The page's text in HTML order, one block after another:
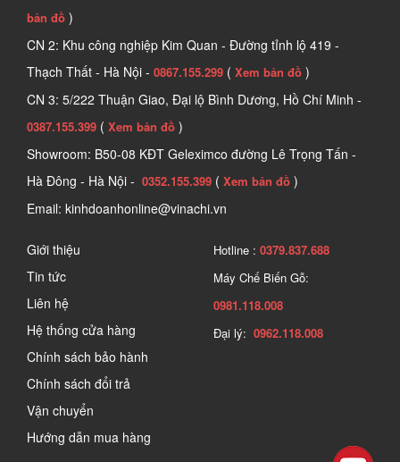
bản đồ )
CN 2: Khu công nghiệp Kim Quan - Đường tỉnh lộ 419 -
Thạch Thất - Hà Nội - 0867.155.299 ( Xem bản đồ )
CN 3: 5/222 Thuận Giao, Đại lộ Bình Dương, Hồ Chí Minh -
0387.155.399 ( Xem bản đồ )
Showroom: B50-08 KĐT Geleximco đường Lê Trọng Tấn -
Hà Đông - Hà Nội - 0352.155.399 ( Xem bản đồ )
Email: kinhdoanhonline@vinachi.vn
Giới thiệu
Tin tức
Liên hệ
Hệ thống cửa hàng
Chính sách bảo hành
Chính sách đổi trả
Vận chuyển
Hướng dẫn mua hàng
Hotline : 0379.837.688
Máy Chế Biến Gỗ:
0981.118.008
Đại lý: 0962.118.008